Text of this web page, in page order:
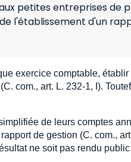
petites entreprises de
l'établissement d'un
exercice comptable,
com., art. L. 232-1, I).
de leurs comptes
de gestion (C. com.,
ne soit pas rendu